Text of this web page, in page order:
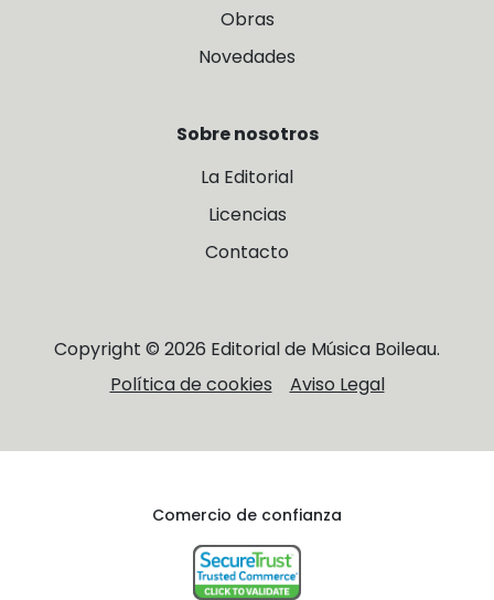
Obras
Novedades
Sobre nosotros
La Editorial
Licencias
Contacto
Copyright © 2026 Editorial de Música Boileau.
Política de cookies
Aviso Legal
Comercio de confianza